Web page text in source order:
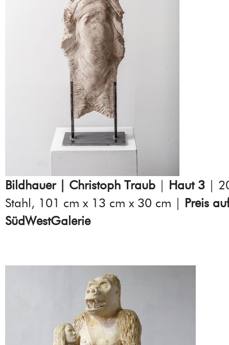
Bildhauer | Christoph Traub | Haut 3 |
Stahl, 101 cm x 13 cm x 30 cm | Preis
SüdWestGalerie